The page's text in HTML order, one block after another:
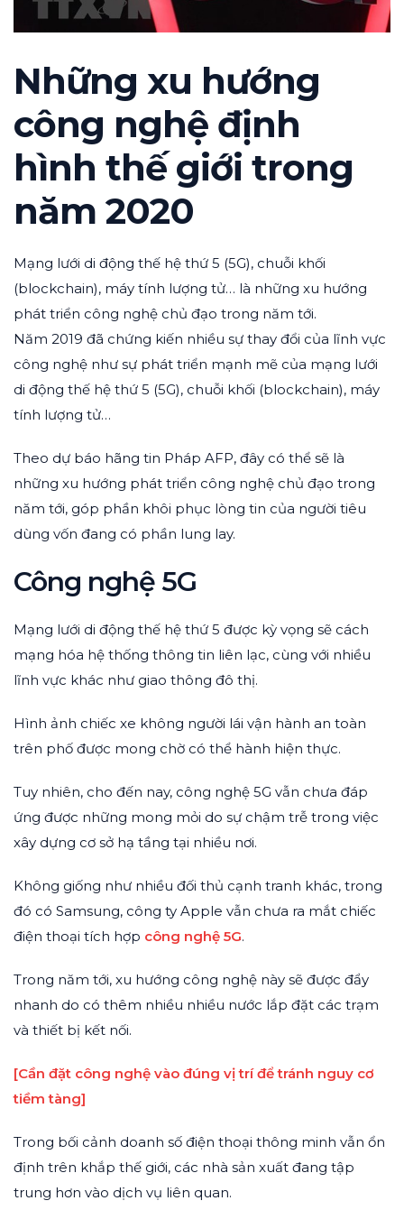
Những xu hướng
công nghệ định
hình thế giới trong
năm 2020
Mạng lưới di động thế hệ thứ 5 (5G), chuỗi khối
(blockchain), máy tính lượng tử… là những xu hướng
phát triển công nghệ chủ đạo trong năm tới.
Năm 2019 đã chứng kiến nhiều sự thay đổi của lĩnh vực
công nghệ như sự phát triển mạnh mẽ của mạng lưới
di động thế hệ thứ 5 (5G), chuỗi khối (blockchain), máy
tính lượng tử…
Theo dự báo hãng tin Pháp AFP, đây có thể sẽ là
những xu hướng phát triển công nghệ chủ đạo trong
năm tới, góp phần khôi phục lòng tin của người tiêu
dùng vốn đang có phần lung lay.
Công nghệ 5G
Mạng lưới di động thế hệ thứ 5 được kỳ vọng sẽ cách
mạng hóa hệ thống thông tin liên lạc, cùng với nhiều
lĩnh vực khác như giao thông đô thị.
Hình ảnh chiếc xe không người lái vận hành an toàn
trên phố được mong chờ có thể hành hiện thực.
Tuy nhiên, cho đến nay, công nghệ 5G vẫn chưa đáp
ứng được những mong mỏi do sự chậm trễ trong việc
xây dựng cơ sở hạ tầng tại nhiều nơi.
Không giống như nhiều đối thủ cạnh tranh khác, trong
đó có Samsung, công ty Apple vẫn chưa ra mắt chiếc
điện thoại tích hợp công nghệ 5G.
Trong năm tới, xu hướng công nghệ này sẽ được đẩy
nhanh do có thêm nhiều nhiều nước lắp đặt các trạm
và thiết bị kết nối.
[Cần đặt công nghệ vào đúng vị trí để tránh nguy cơ
tiềm tàng]
Trong bối cảnh doanh số điện thoại thông minh vẫn ổn
định trên khắp thế giới, các nhà sản xuất đang tập
trung hơn vào dịch vụ liên quan.